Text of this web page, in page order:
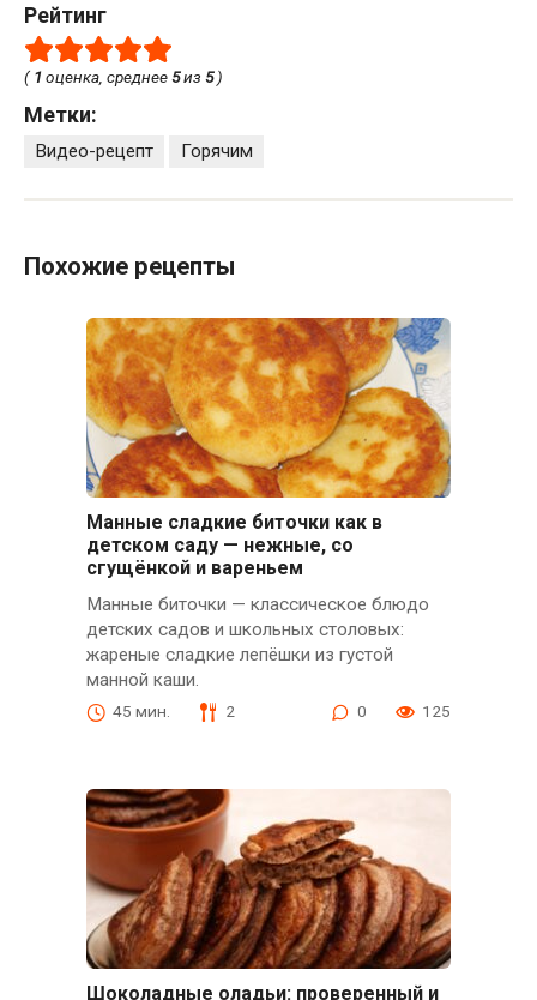
Рейтинг
( 1оценка, среднее5из 5)
Метки:
Видео-рецепт Горячим
Похожие рецепты
Манные сладкие биточки как в
детском саду — нежные, со
сгущёнкой и вареньем
Манные биточки — классическое блюдо
детских садов и школьных столовых:
жареные сладкие лепёшки из густой
манной каши.
45 мин. 2 0 125
Шоколадные оладьи: проверенный и